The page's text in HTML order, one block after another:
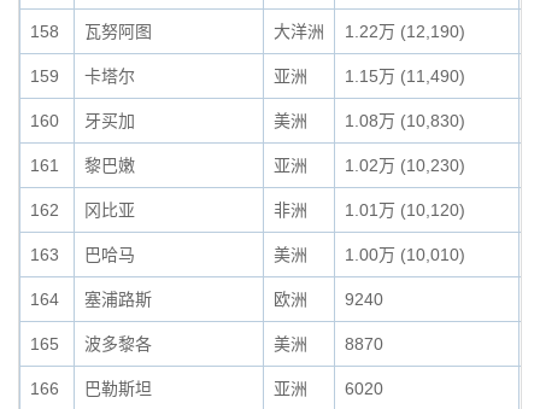
158 瓦努阿图 大洋洲 1.22万 (12,190)
159 卡塔尔 亚洲 1.15万 (11,490)
160 牙买加 美洲 1.08万 (10,830)
161 黎巴嫩 亚洲 1.02万 (10,230)
162 冈比亚 非洲 1.01万 (10,120)
163 巴哈马 美洲 1.00万 (10,010)
164 塞浦路斯 欧洲 9240
165 波多黎各 美洲 8870
166 巴勒斯坦 亚洲 6020